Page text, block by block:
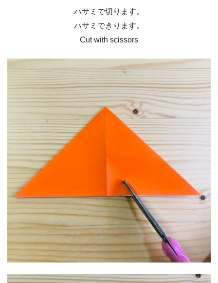
ハサミで切ります。
ハサミできります。
Cut with scissors